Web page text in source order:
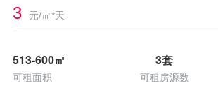
3 元/㎡*天
513-600㎡
可租面积
3套
可租房源数